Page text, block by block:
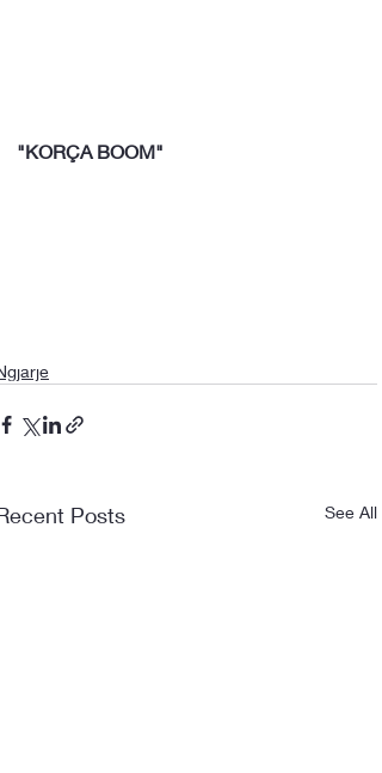
"KORÇA BOOM"
Posts See All